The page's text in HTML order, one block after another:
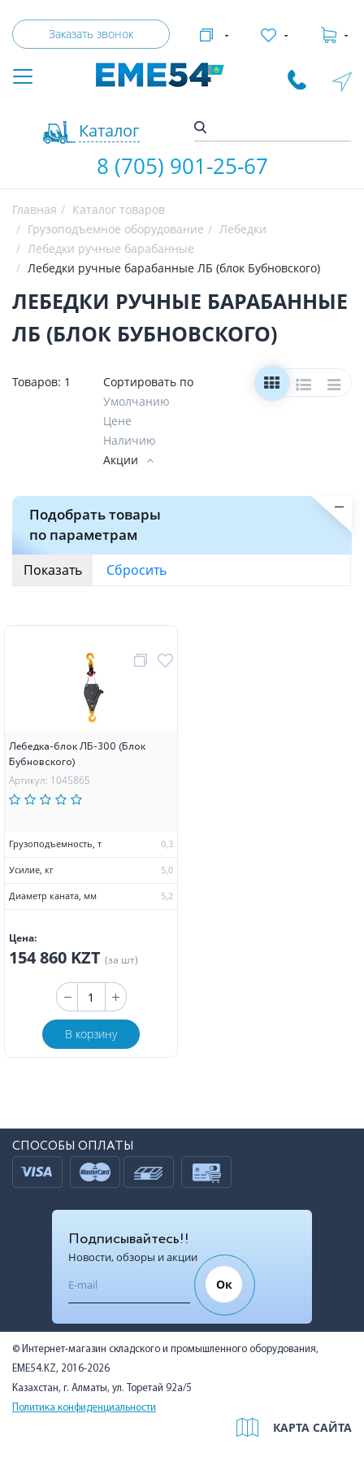
Заказать звонок
Каталог
- - -
8 (705) 901-25-67
Главная
Каталог товаров
Грузоподъемное оборудование
Лебедки
Лебедки ручные барабанные
Лебедки ручные барабанные ЛБ (блок Бубновского)
ЛЕБЕДКИ РУЧНЫЕ БАРАБАННЫЕ
ЛБ (БЛОК БУБНОВСКОГО)
Товаров: 1
Сортировать по
Умолчанию
Цене
Наличию
Акции
Подобрать товары
по параметрам
Лебедка-блок ЛБ-300 (Блок
Бубновского)
Артикул: 1045865
Грузоподъемность, т 0,3
Усилие, кг 5,0
Диаметр каната, мм 5,2
Цена:
154 860 KZT (за шт)
В корзину
СПОСОБЫ ОПЛАТЫ
Подписывайтесь!!
Новости, обзоры и акции
Ок
© Интернет-магазин складского и промышленного оборудования,
EME54.KZ, 2016-2026
Казахстан, г. Алматы, ул. Торетай 92а/5
Политика конфиденциальности
КАРТА САЙТА